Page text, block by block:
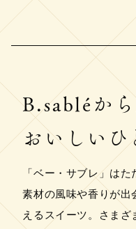
B.sabléから
おいしいひ
「ベー・サブレ」は
素材の風味や香りが出
えるスイーツ。さまざ